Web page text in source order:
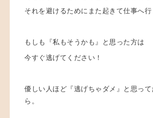
それを避けるためにまた起きて仕事へ行
もしも『私もそうかも』と思った方は
今すぐ逃げてください！
優しい人ほど『逃げちゃダメ』と思っ
ら。